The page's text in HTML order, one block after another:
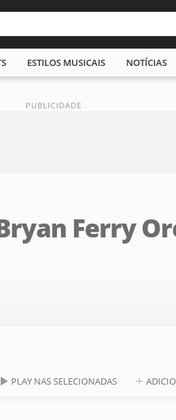
ESTILOS MUSICAIS NOTÍCIAS
Ferry
PLAY NAS SELECIONADAS